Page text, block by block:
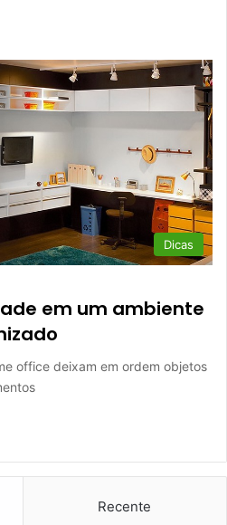
Dicas
em um ambiente
office deixam em ordem objetos
Recente